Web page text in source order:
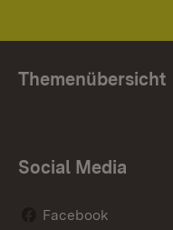
Themenübersicht
Social Media
Facebook